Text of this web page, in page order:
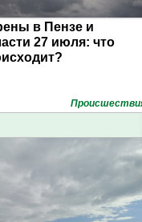
в Пензе и
27 июля: что